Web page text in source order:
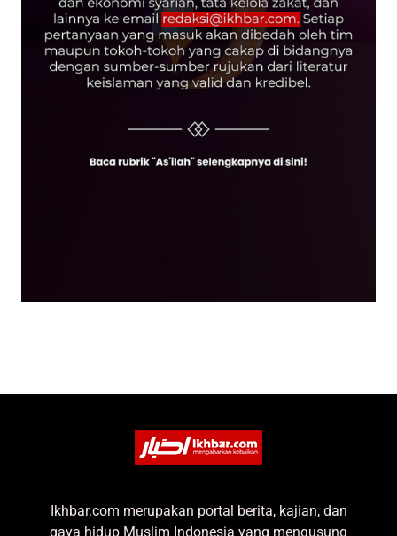
Ikhbar.com merupakan portal berita, kajian, dan
gaya hidup Muslim Indonesia yang mengusung